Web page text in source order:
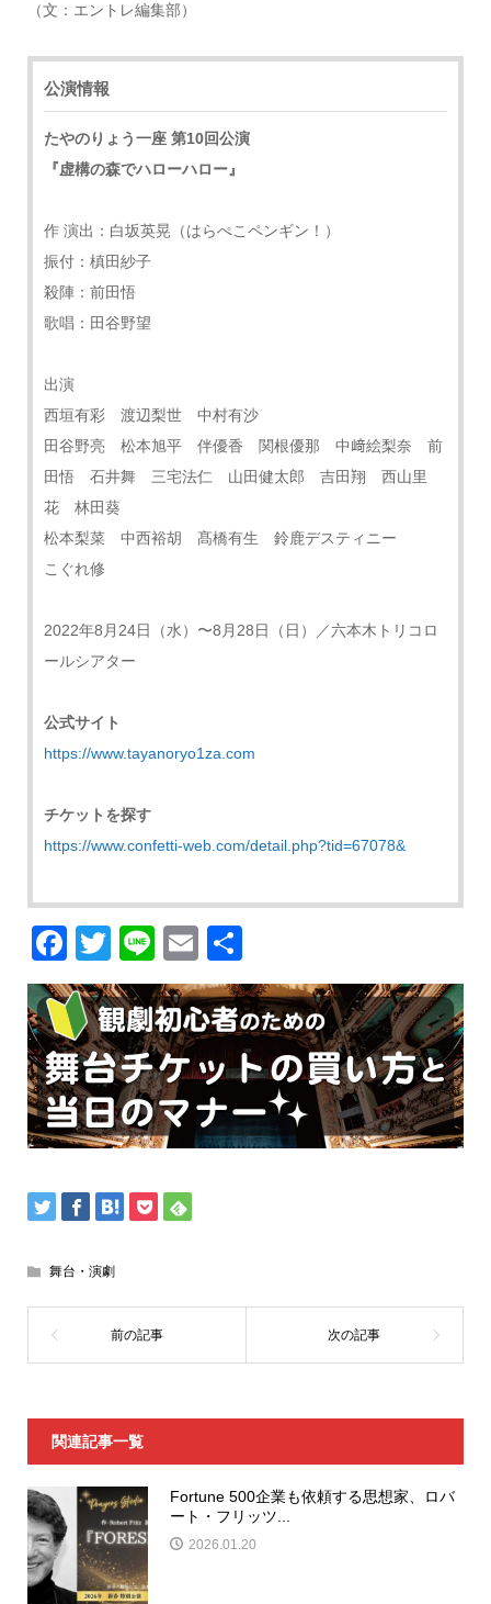
（文：エントレ編集部）
公演情報
たやのりょう一座 第10回公演
『虚構の森でハローハロー』
作 演出：白坂英晃（はらぺこペンギン！）
振付：槙田紗子
殺陣：前田悟
歌唱：田谷野望
出演
西垣有彩 渡辺梨世 中村有沙
田谷野亮 松本旭平 伴優香 関根優那 中﨑絵梨奈 前
田悟 石井舞 三宅法仁 山田健太郎 吉田翔 西山里
花 林田葵
松本梨菜 中西裕胡 髙橋有生 鈴鹿デスティニー
こぐれ修
2022年8月24日（水）〜8月28日（日）／六本木トリコロ
ールシアター
公式サイト
https://www.tayanoryo1za.com
チケットを探す
https://www.confetti-web.com/detail.php?tid=67078&
Facebook
Twitter
LineEmail
有
舞台・演劇
関連記事一覧
Fortune 500企業も依頼する思想家、ロバ
ート・フリッツ...
2026.01.20